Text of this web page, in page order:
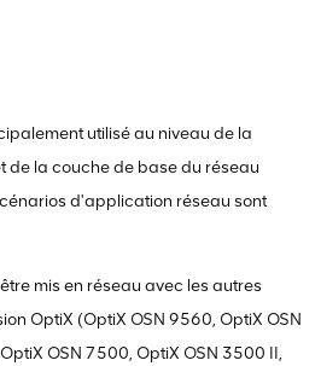
utilisé au niveau de la
de la couche de base du réseau
d'application réseau sont
mis en réseau avec les autres
OptiX (OptiX OSN 9560, OptiX OSN
OSN 7500, OptiX OSN 3500 II,